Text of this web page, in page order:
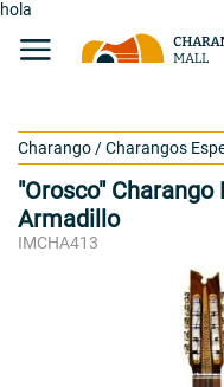
hola
Charango /Charangos
"Orosco"
Armadillo
IMCHA413